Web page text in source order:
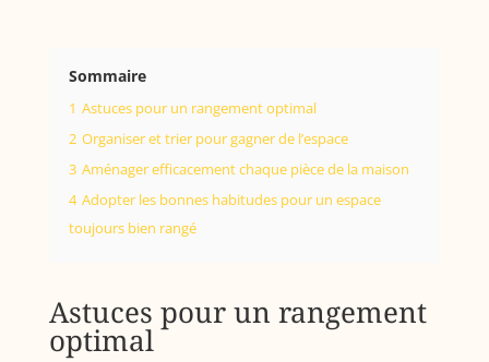
Sommaire
1 Astuces pour un rangement optimal
2 Organiser et trier pour gagner de l’espace
3 Aménager efficacement chaque pièce de la maison
4 Adopter les bonnes habitudes pour un espace
toujours bien rangé
Astuces pour un rangement
optimal